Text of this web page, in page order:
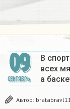
09
СЕНТЯБРЬ
В
всех
а
Автор: bratabravl11